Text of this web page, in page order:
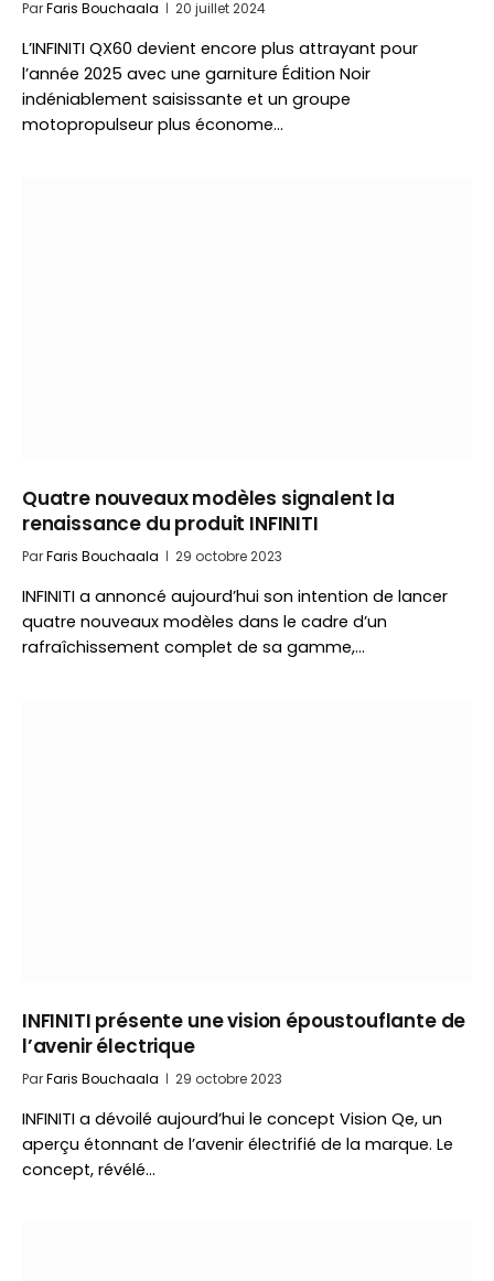
ParFaris Bouchaala 20 juillet 2024
L’INFINITI QX60 devient encore plus attrayant pour
l’année 2025 avec une garniture Édition Noir
indéniablement saisissante et un groupe
motopropulseur plus économe…
Quatre nouveaux modèles signalent la
renaissance du produit INFINITI
ParFaris Bouchaala 29 octobre 2023
INFINITI a annoncé aujourd’hui son intention de lancer
quatre nouveaux modèles dans le cadre d’un
rafraîchissement complet de sa gamme,…
INFINITI présente une vision époustouflante de
l’avenir électrique
ParFaris Bouchaala 29 octobre 2023
INFINITI a dévoilé aujourd’hui le concept Vision Qe, un
aperçu étonnant de l’avenir électrifié de la marque. Le
concept, révélé…